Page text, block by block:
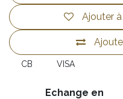
Ajouter
CB VISA
Echange en